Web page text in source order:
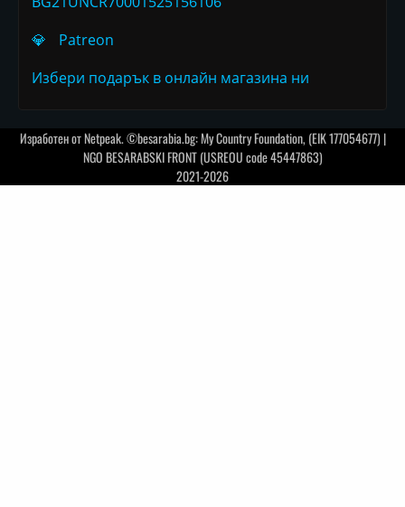
💎
Patreon
Избери подарък в онлайн магазина ни
Изработен отNetpeak. ©besarabia.bg: My Country Foundation, (EIK 177054677) |
NGO BESARABSKI FRONT (USREOU code 45447863)
2021-2026